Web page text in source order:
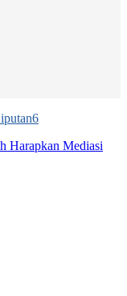
Harapkan Mediasi